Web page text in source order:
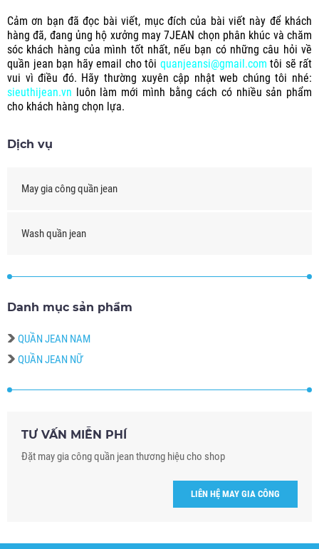
Cảm ơn bạn đã đọc bài viết, mục đích của bài viết này để khách
hàng đã, đang ủng hộ xưởng may 7JEAN chọn phân khúc và chăm
sóc khách hàng của mình tốt nhất, nếu bạn có những câu hỏi về
quần jean bạn hãy email cho tôi quanjeansi@gmail.com tôi sẽ rất
vui vì điều đó. Hãy thường xuyên cập nhật web chúng tôi nhé:
sieuthijean.vn luôn làm mới mình bằng cách có nhiều sản phẩm
cho khách hàng chọn lựa.
Dịch vụ
May gia công quần jean
Wash quần jean
Danh mục sản phẩm
QUẦN JEAN NAM
QUẦN JEAN NỮ
TƯ VẤN MIỄN PHÍ
Đặt may gia công quần jean thương hiệu cho shop
LIÊN HỆ MAY GIA CÔNG